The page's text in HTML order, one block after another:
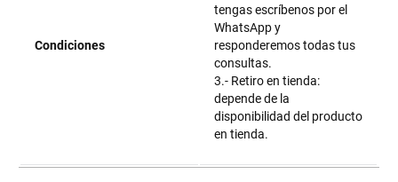
Condiciones
tengas escríbenos por el
WhatsApp y
responderemos todas tus
consultas.
3.- Retiro en tienda:
depende de la
disponibilidad del producto
en tienda.